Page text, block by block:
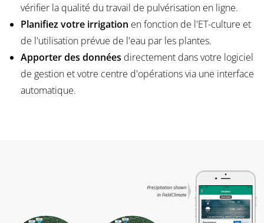
vérifier la qualité du travail de pulvérisation en ligne.
Planifiez votre irrigation en fonction de l'ET-culture et
de l'utilisation prévue de l'eau par les plantes.
Apporter des données directement dans votre logiciel
de gestion et votre centre d'opérations via une interface
automatique.